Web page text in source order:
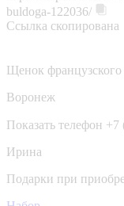
buldoga-122036/
Ссылка скопирована
Щенок французского
Воронеж
Показать телефон
Ирина
Подарки при